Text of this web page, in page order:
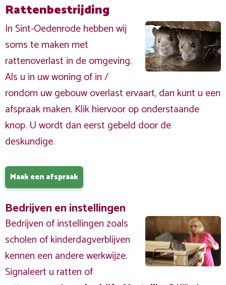
Rattenbestrijding
In Sint-Oedenrode hebben wij
soms te maken met
rattenoverlast in de omgeving.
Als u in uw woning of in /
rondom uw gebouw overlast ervaart, dan kunt u een
afspraak maken. Klik hiervoor op onderstaande
knop. U wordt dan eerst gebeld door de
deskundige.
Maak een afspraak
Bedrijven en instellingen
Bedrijven of instellingen zoals
scholen of kinderdagverblijven
kennen een andere werkwijze.
Signaleert u ratten of